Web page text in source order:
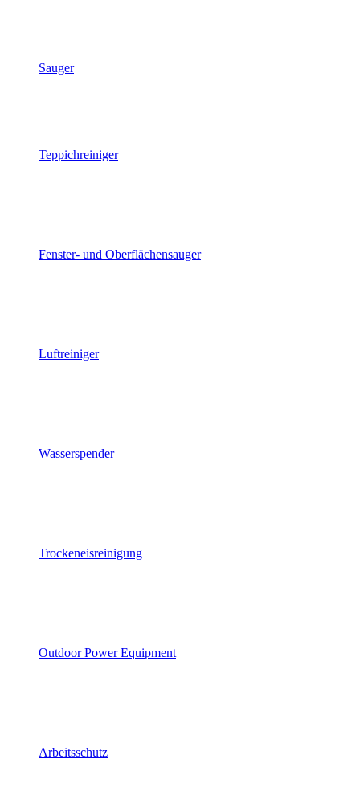
Sauger
Teppichreiniger
Fenster- und Oberflächensauger
Luftreiniger
Wasserspender
Trockeneisreinigung
Outdoor Power Equipment
Arbeitsschutz